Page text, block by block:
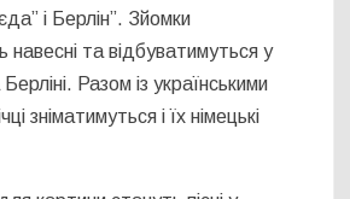
і Берлін”. Зйомки
навесні та відбуватимуться у
Разом із українськими
зніматимуться і їх німецькі